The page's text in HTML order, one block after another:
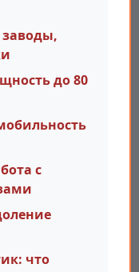
заводы,
до 80
с
что